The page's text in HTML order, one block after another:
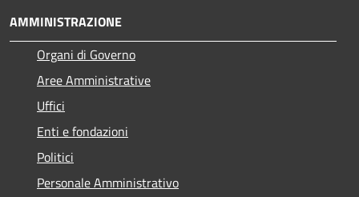
AMMINISTRAZIONE
Organi di Governo
Aree Amministrative
Uffici
Enti e fondazioni
Politici
Personale Amministrativo